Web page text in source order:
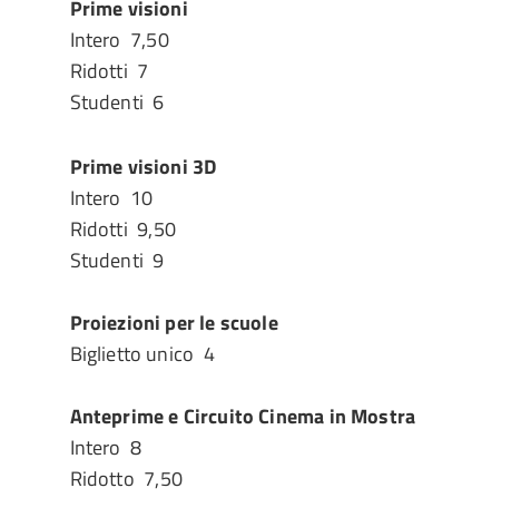
Prime visioni
Intero  7,50
Ridotti  7
Studenti  6
Prime visioni 3D
Intero  10
Ridotti  9,50
Studenti  9
Proiezioni per le scuole
Biglietto unico  4
Anteprime e Circuito Cinema in Mostra
Intero  8
Ridotto  7,50